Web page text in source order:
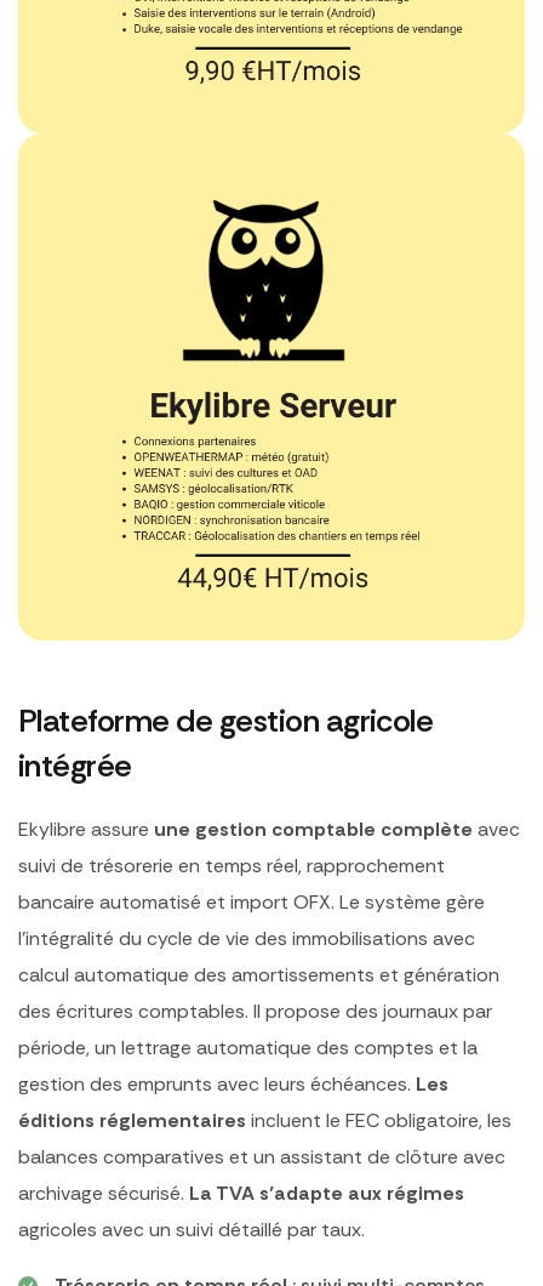
Plateforme de gestion agricole
intégrée
Ekylibre assure une gestion comptable complète avec
suivi de trésorerie en temps réel, rapprochement
bancaire automatisé et import OFX. Le système gère
l’intégralité du cycle de vie des immobilisations avec
calcul automatique des amortissements et génération
des écritures comptables. Il propose des journaux par
période, un lettrage automatique des comptes et la
gestion des emprunts avec leurs échéances. Les
éditions réglementaires incluent le FEC obligatoire, les
balances comparatives et un assistant de clôture avec
archivage sécurisé. La TVA s’adapte aux régimes
agricoles avec un suivi détaillé par taux.